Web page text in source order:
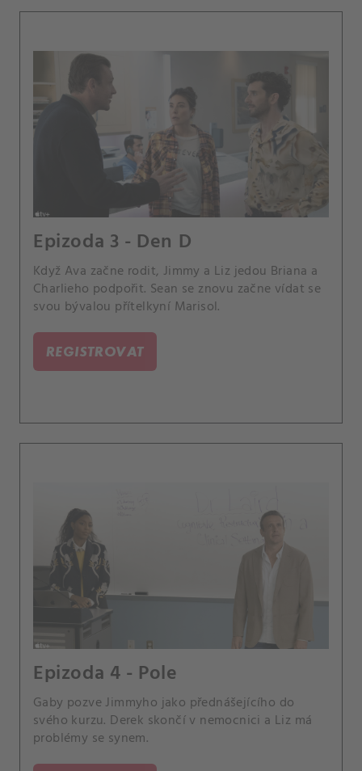
Epizoda 3 - Den D
Když Ava začne rodit, Jimmy a Liz jedou Briana a
Charlieho podpořit. Sean se znovu začne vídat se
svou bývalou přítelkyní Marisol.
REGISTROVAT
Epizoda 4 - Pole
Gaby pozve Jimmyho jako přednášejícího do
svého kurzu. Derek skončí v nemocnici a Liz má
problémy se synem.